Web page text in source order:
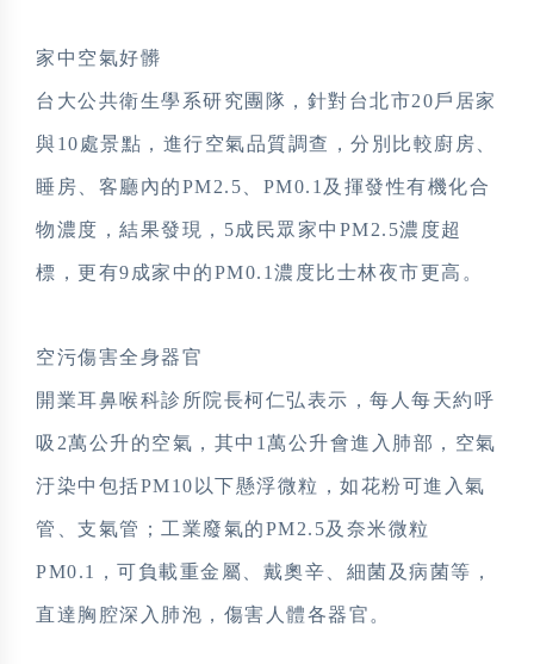
家中空氣好髒
台大公共衛生學系研究團隊，針對台北市20戶居家
與10處景點，進行空氣品質調查，分別比較廚房、
睡房、客廳內的PM2.5、PM0.1及揮發性有機化合
物濃度，結果發現，5成民眾家中PM2.5濃度超
標，更有9成家中的PM0.1濃度比士林夜市更高。
空污傷害全身器官
開業耳鼻喉科診所院長柯仁弘表示，每人每天約呼
吸2萬公升的空氣，其中1萬公升會進入肺部，空氣
汙染中包括PM10以下懸浮微粒，如花粉可進入氣
管、支氣管；工業廢氣的PM2.5及奈米微粒
PM0.1，可負載重金屬、戴奧辛、細菌及病菌等，
直達胸腔深入肺泡，傷害人體各器官。